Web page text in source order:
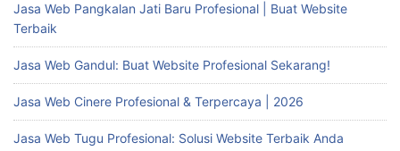
Jasa Web Pangkalan Jati Baru Profesional | Buat Website
Terbaik
Jasa Web Gandul: Buat Website Profesional Sekarang!
Jasa Web Cinere Profesional & Terpercaya | 2026
Jasa Web Tugu Profesional: Solusi Website Terbaik Anda